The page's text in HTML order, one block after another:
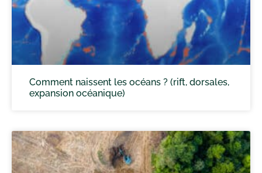
Comment naissent les océans ? (rift, dorsales,
expansion océanique)